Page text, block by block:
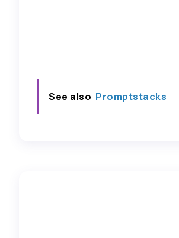
See also Promptstacks